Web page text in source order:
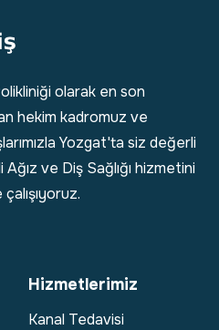
olarak en son
hekim kadromuz ve
Yozgat'ta siz değerli
ve Diş Sağlığı hizmetini
Hizmetlerimiz
Kanal Tedavisi